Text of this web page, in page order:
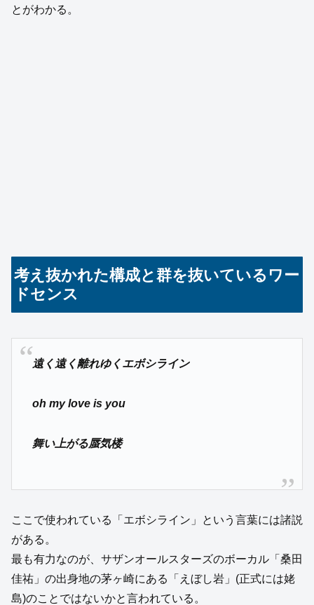
とがわかる。
考え抜かれた構成と群を抜いているワー
ドセンス
遠く遠く離れゆくエボシライン
oh my love is you
舞い上がる蜃気楼
ここで使われている「エボシライン」という言葉には諸説
がある。
最も有力なのが、サザンオールスターズのボーカル「桑田
佳祐」の出身地の茅ヶ崎にある「えぼし岩」(正式には姥
島)のことではないかと言われている。